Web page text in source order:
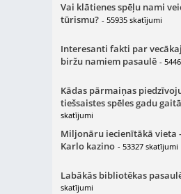
Vai klātienes spēļu nami
tūrismu? - 55935 skatījumi
Interesanti fakti par
biržu namiem pasaulē -
Kādas pārmaiņas
tiešsaistes spēles gadu
skatījumi
Miljonāru iecienītākā vieta
Karlo kazino - 53327 skatījumi
Labākās bibliotēkas
skatījumi